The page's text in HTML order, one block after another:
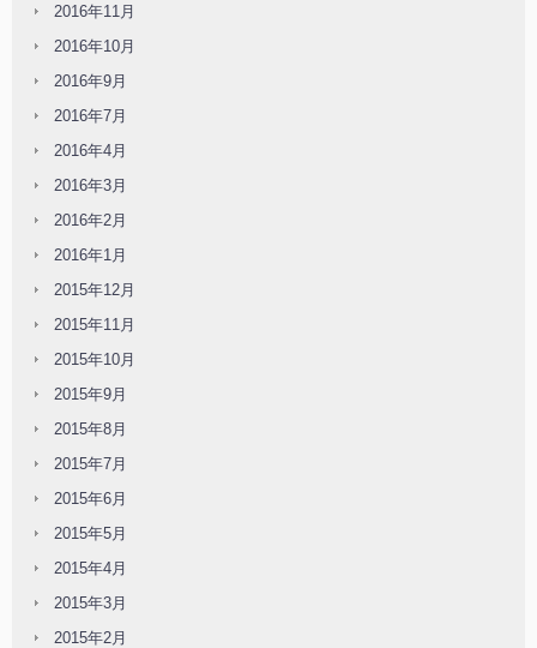
2016年11月
2016年10月
2016年9月
2016年7月
2016年4月
2016年3月
2016年2月
2016年1月
2015年12月
2015年11月
2015年10月
2015年9月
2015年8月
2015年7月
2015年6月
2015年5月
2015年4月
2015年3月
2015年2月